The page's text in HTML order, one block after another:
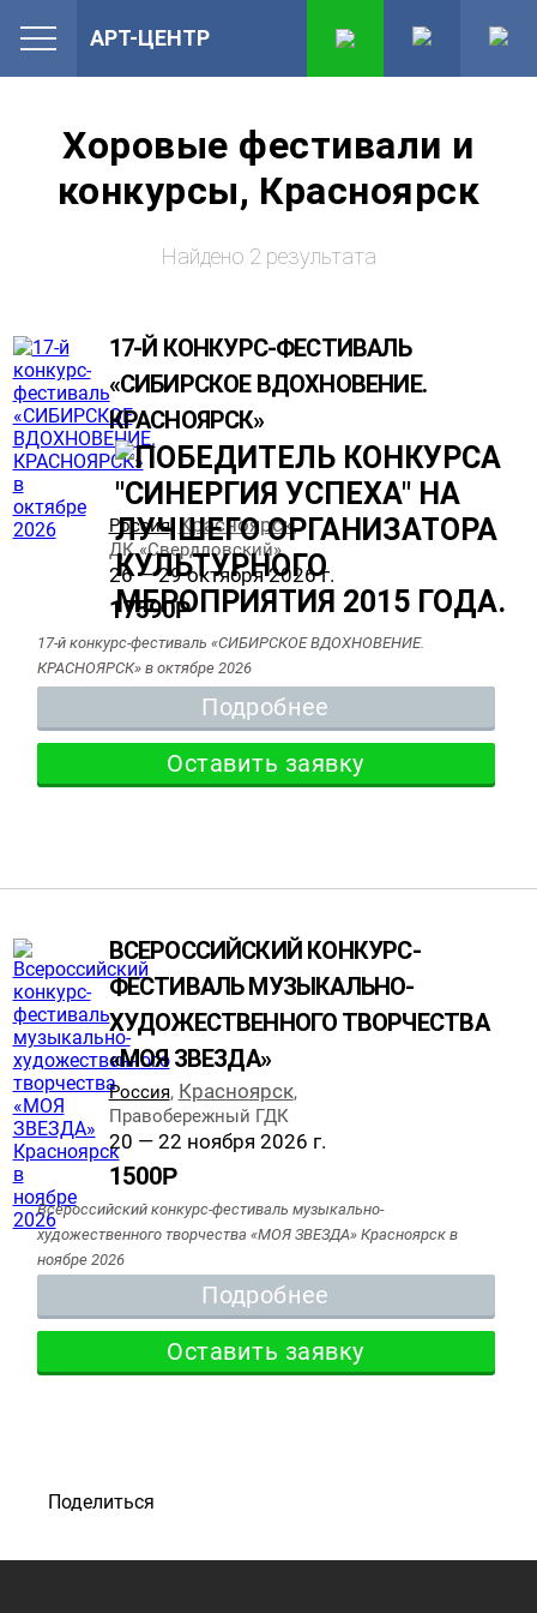
Хоровые фестивали и
конкурсы, Красноярск
Найдено 2 результата
17-Й КОНКУРС-ФЕСТИВАЛЬ
«СИБИРСКОЕ ВДОХНОВЕНИЕ.
КРАСНОЯРСК»
Россия, Красноярск,
ДК «Свердловский»
26 — 29 октября 2026 г.
17590Р
17-й конкурс-фестиваль «СИБИРСКОЕ ВДОХНОВЕНИЕ.
КРАСНОЯРСК» в октябре 2026
Подробнее
Оставить заявку
ВСЕРОССИЙСКИЙ КОНКУРС-
ФЕСТИВАЛЬ МУЗЫКАЛЬНО-
ХУДОЖЕСТВЕННОГО ТВОРЧЕСТВА
«МОЯ ЗВЕЗДА»
Россия, Красноярск,
Правобережный ГДК
20 — 22 ноября 2026 г.
1500Р
Всероссийский конкурс-фестиваль музыкально-
художественного творчества «МОЯ ЗВЕЗДА» Красноярск в
ноябре 2026
Подробнее
Оставить заявку
Поделиться
АРТ-ЦЕНТР